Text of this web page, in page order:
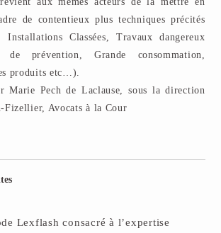
de contentieux plus techniques précités
Classées, Travaux dangereux
prévention, Grande consommation,
produits etc…).
Marie Pech de Laclause, sous la direction
Fizellier, Avocats à la Cour
Lexflash consacré à l’expertise